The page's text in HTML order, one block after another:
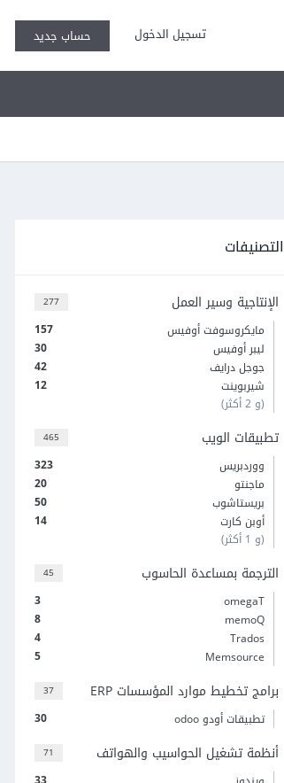
تسجيل الدخول حساب جديد
التصنيفات
277 الإنتاجية وسير العمل
157
مايكروسوفت أوفيس
30
ليبر أوفيس
42
جوجل درايف
12
شيربوينت
(و 2 أكثر)
465 تطبيقات الويب
323
ووردبريس
20
ماجنتو
50
بريستاشوب
14
أوبن كارت
(و 1 أكثر)
45 الترجمة بمساعدة الحاسوب
3
omegaT
8
memoQ
4
Trados
5
Memsource
37 برامج تخطيط موارد المؤسسات ERP
30 تطبيقات أودو odoo
71 أنظمة تشغيل الحواسيب والهواتف